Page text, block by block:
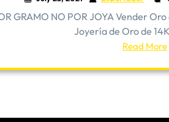
GRAMO NO POR JOYA Vender
Joyería de Oro de
Read More